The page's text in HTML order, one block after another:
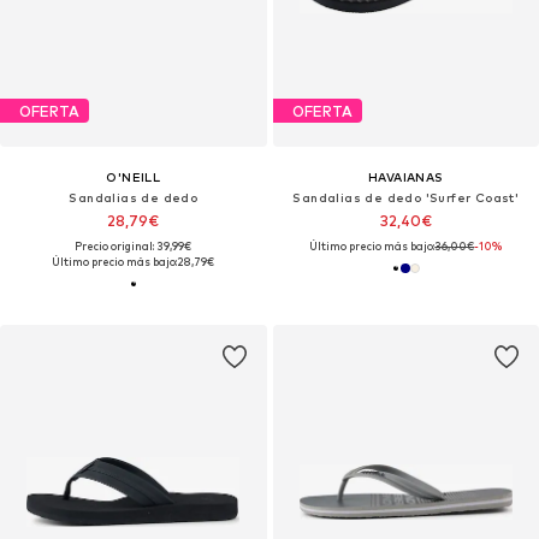
OFERTA
O'NEILL
Sandalias de dedo
28,79€
Precio original: 39,99€
Último precio más bajo:28,79€
OFERTA
HAVAIANAS
Sandalias de dedo 'Surfer Coast'
32,40€
Último precio más bajo:36,00€-10%